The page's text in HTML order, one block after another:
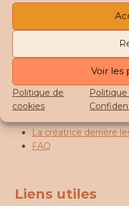
Voir les
Politique de
cookies
Politique
sur
la
du
produit
Perlerine Créations est
tissés en perles Miyuki et
Fait Main dans mon
La créatrice derrière
FAQ
Liens utiles